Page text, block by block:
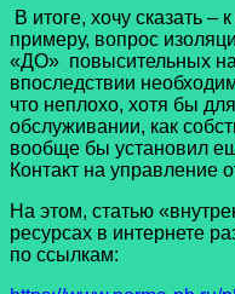
В итоге, хочу сказать –
примеру, вопрос
«ДО» повысительных
впоследствии
что неплохо, хотя бы
обслуживании, как
вообще бы установил
Контакт на управление
На этом, статью
ресурсах в интернете
по ссылкам: